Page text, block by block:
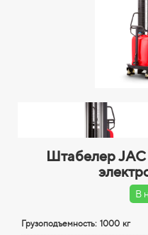
Штабелер JAC
В
Грузоподъемность: 1000 кг